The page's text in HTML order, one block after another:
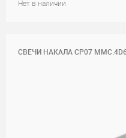
Нет в наличии
СВЕЧИ НАКАЛА CP07